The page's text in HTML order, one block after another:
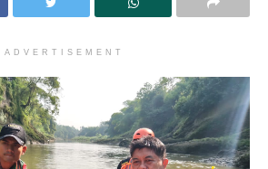
ADVERTISEMENT